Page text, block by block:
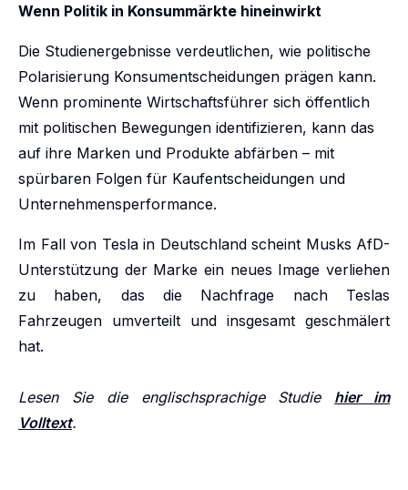
Wenn Politik in Konsummärkte hineinwirkt
Die Studienergebnisse verdeutlichen, wie politische
Polarisierung Konsumentscheidungen prägen kann.
Wenn prominente Wirtschaftsführer sich öffentlich
mit politischen Bewegungen identifizieren, kann das
auf ihre Marken und Produkte abfärben – mit
spürbaren Folgen für Kaufentscheidungen und
Unternehmensperformance.
Im Fall von Tesla in Deutschland scheint Musks AfD-
Unterstützung der Marke ein neues Image verliehen
zu haben, das die Nachfrage nach Teslas
Fahrzeugen umverteilt und insgesamt geschmälert
hat.
Lesen Sie die englischsprachige Studie hier im
Volltext.